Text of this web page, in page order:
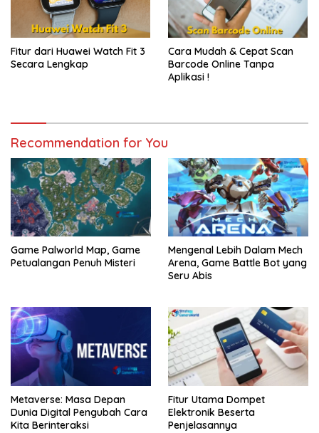
Fitur dari Huawei Watch Fit 3
Secara Lengkap
Cara Mudah & Cepat Scan
Barcode Online Tanpa
Aplikasi !
Recommendation for You
Game Palworld Map, Game
Petualangan Penuh Misteri
Mengenal Lebih Dalam Mech
Arena, Game Battle Bot yang
Seru Abis
Metaverse: Masa Depan
Dunia Digital Pengubah Cara
Kita Berinteraksi
Fitur Utama Dompet
Elektronik Beserta
Penjelasannya